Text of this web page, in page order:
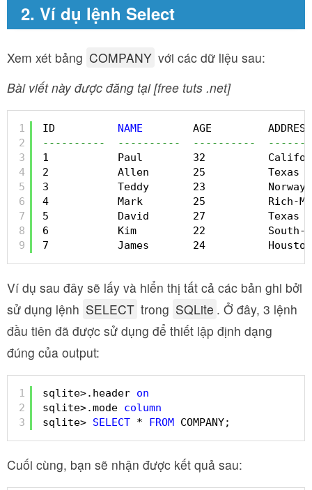
2. Ví dụ lệnh Select
Xem xét bảng COMPANY với các dữ liệu sau:
Bài viết này được đăng tại [free tuts .net]
1
2
3
4
5
6
7
8
9
ID NAME
AGE
----------  ----------  ----------
1           Paul        32
2           Allen       25          Texas
3           Teddy       23
4           Mark        25          Rich-
5           David       27          Texas
6           Kim         22
7           James       24
Ví dụ sau đây sẽ lấy và hiển thị tất cả các bản ghi bởi
sử dụng lệnh SELECT trong SQLite . Ở đây, 3 lệnh
đầu tiên đã được sử dụng để thiết lập định dạng
đúng của output:
1
2
3
sqlite>.header on
sqlite>.mode column
sqlite> SELECT * FROM COMPANY;
Cuối cùng, bạn sẽ nhận được kết quả sau: